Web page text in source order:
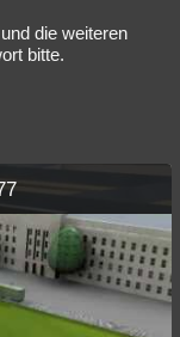
die weiteren
bitte.